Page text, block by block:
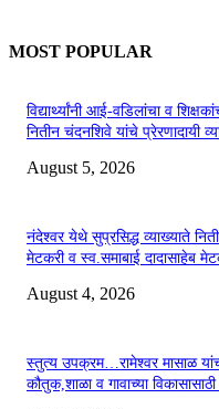
MOST POPULAR
विद्यार्थ्यांनी आई-वडिलांचा व
नितीन चंदनशिवे यांचे प्रेरणादायी
August 5, 2026
नंदेश्वर येथे सुप्रसिद्ध व्याख्याते
मेटकरी व स्व.समाबाई दादासाहेब
August 4, 2026
स्तुत्य उपक्रम…रामेश्वर मासाळ
कौतुक,शाळा व गावाच्या